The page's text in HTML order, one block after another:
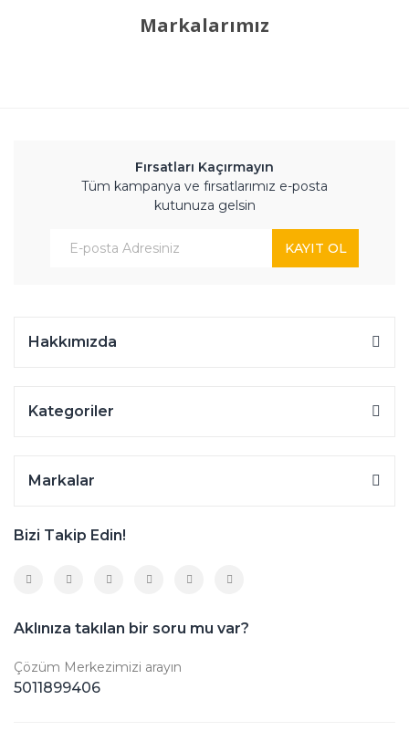
Markalarımız
Fırsatları Kaçırmayın
Tüm kampanya ve fırsatlarımız e-posta
kutunuza gelsin
KAYIT OL
Hakkımızda
Kategoriler
Markalar
Bizi Takip Edin!
Aklınıza takılan bir soru mu var?
Çözüm Merkezimizi arayın
5011899406